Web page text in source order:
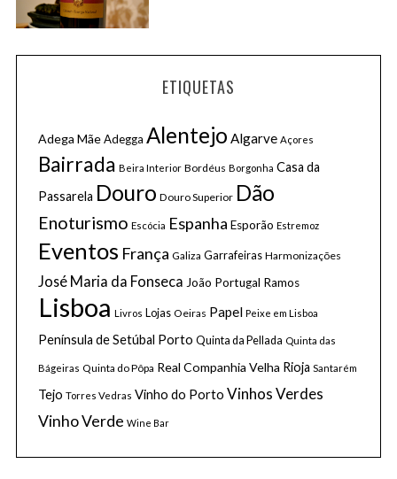
ETIQUETAS
Adega MãeAdegga Alentejo Algarve Açores
Bairrada Beira Interior Bordéus Borgonha Casa da
Passarela Douro Douro Superior Dão
Enoturismo Escócia Espanha Esporão Estremoz
Eventos França Galiza Garrafeiras Harmonizações
José Maria da Fonseca João Portugal Ramos
Lisboa Livros Lojas Oeiras Papel Peixe em Lisboa
Península de Setúbal Porto Quinta da Pellada Quinta das
Bágeiras Quinta do Pôpa Real Companhia Velha Rioja Santarém
Tejo Torres Vedras Vinho do Porto Vinhos Verdes
Vinho Verde Wine Bar
c
h